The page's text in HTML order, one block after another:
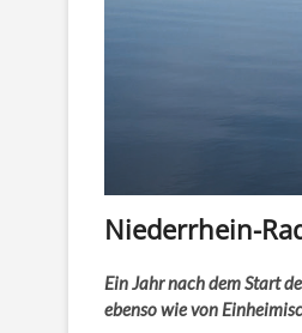
Niederrhein-
Ein Jahr nach dem Start
ebenso wie von